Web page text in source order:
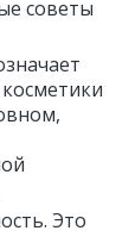
советы
Это